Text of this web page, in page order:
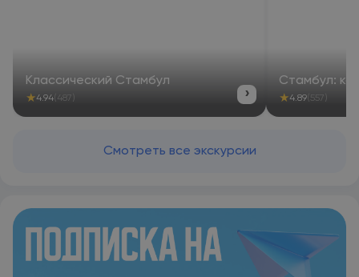
Классический Стамбул
★4.94 (487) ›
Стамбул:
★4.89 (557)
Смотреть все экскурсии